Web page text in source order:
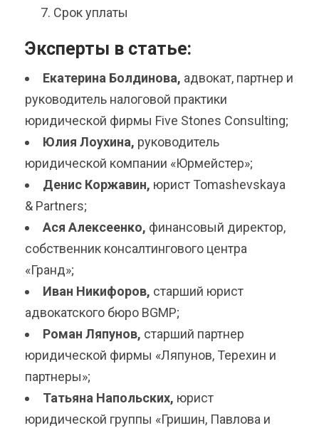
Срок уплаты
Эксперты в статье:
Екатерина Болдинова, адвокат, партнер и
руководитель налоговой практики
юридической фирмы Five Stones Consulting;
Юлия Лоухина, руководитель
юридической компании «Юрмейстер»;
Денис Коржавин, юрист Tomashevskaya
& Partners;
Ася Алексеенко, финансовый директор,
собственник консалтингового центра
«Гранд»;
Иван Никифоров, старший юрист
адвокатского бюро BGMP;
Роман Ляпунов, старший партнер
юридической фирмы «Ляпунов, Терехин и
партнеры»;
Татьяна Напольских, юрист
юридической группы «Гришин, Павлова и